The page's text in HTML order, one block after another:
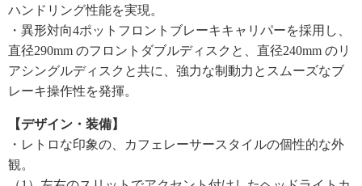
ハンドリング性能を実現。
・異形対向4ポットフロントブレーキキャリパーを採用し、
直径290mm のフロントダブルディスクと、直径240mm のリ
アシングルディスクと共に、強力な制動力とスムーズなブ
レーキ操作性を発揮。
【デザイン・装備】
・レトロな印象の、カフェレーサースタイルの個性的な外
観。